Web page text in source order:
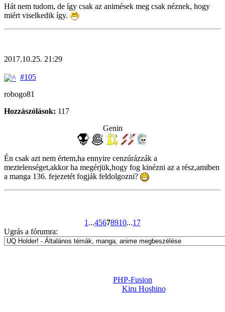
Hát nem tudom, de így csak az animések meg csak néznek, hogy
miért viselkedik így.
2017.10.25. 21:29
#105
robogo81
Hozzászólások: 117
Genin
Én csak azt nem értem,ha ennyire cenzúrázzák a
meztelenséget,akkor ha megérjük,hogy fog kinézni az a rész,amiben
a manga 136. fejezetét fogják feldolgozni?
1 ...45678910...17
Ugrás a fórumra:
PHP-Fusion
Kiru Hoshino